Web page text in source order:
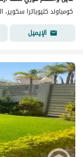
كومباوند كليوباترا سكوير،
الإيميل